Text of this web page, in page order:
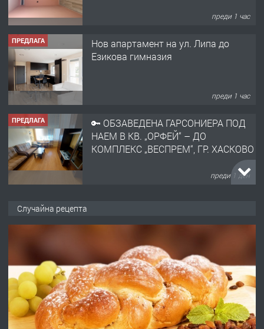
преди 1 час
ПРЕДЛАГА
Нов апартамент на ул. Липа до
Езикова гимназия
преди 1 час
ПРЕДЛАГА
🔑 ОБЗАВЕДЕНА ГАРСОНИЕРА ПОД
НАЕМ В КВ. „ОРФЕЙ“ – ДО
КОМПЛЕКС „ВЕСПРЕМ“, ГР. ХАСКОВО
преди 1 ден
АПАРТАМЕНТ В ЦЕНТЪРА НА ГР.
ПРЕДЛАГА Давам гараж под наем
Случайна рецепта